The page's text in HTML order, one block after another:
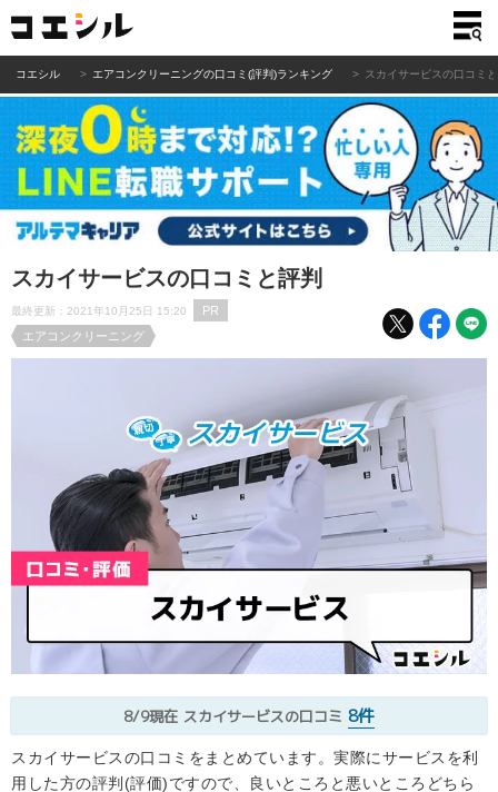
コエシル エアコンクリーニングの口コミ(評判)ランキング スカイサービスの口コミ
スカイサービスの口コミと評判
最終更新：2021年10月25日 15:20
PR
エアコンクリーニング
8/9現在 スカイサービスの口コミ 8件
スカイサービスの口コミをまとめています。実際にサービスを利
用した方の評判(評価)ですので、良いところと悪いところどちら